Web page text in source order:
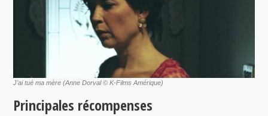
J’ai tué ma mère (Anne Dorval © K-Films Amérique)
Principales récompenses